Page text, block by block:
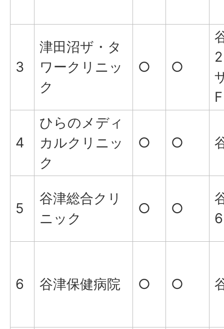
3
津田沼ザ・タ
ワークリニッ
ク
○ ○
F
4
ひらのメディ
カルクリニッ
ク
○ ○
5
谷津総合クリ
ニック
○ ○
6 谷津保健病院 ○ ○